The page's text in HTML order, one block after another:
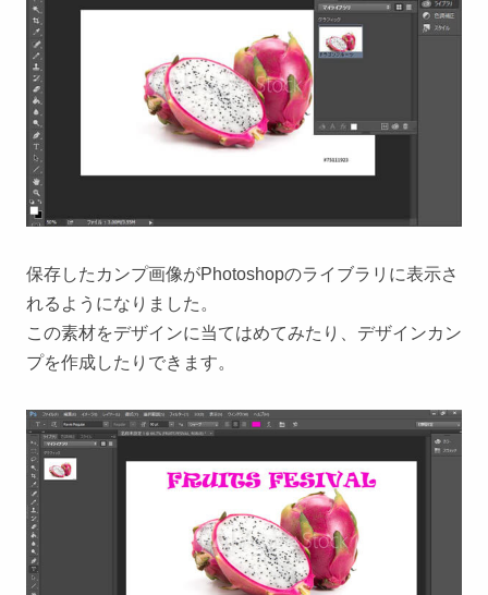
保存したカンプ画像がPhotoshopのライブラリに表示さ
れるようになりました。
この素材をデザインに当てはめてみたり、デザインカン
プを作成したりできます。